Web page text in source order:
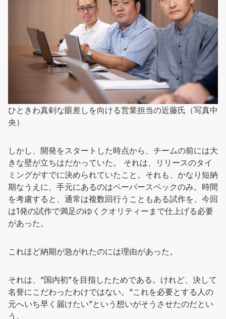
ひときわ真剣な眼差しを向ける営業担当の近藤氏（写真中
央）
しかし、開発をスタートした時点から、チームの前には大
きな壁が立ちはだかっていた。 それは、リリースのタイ
ミングがすでに決められていたこと。それも、かなり短納
期なうえに、手元にあるのはペーパースペックのみ。時間
を考慮すると、通常は複数回行うこともある試作を、今回
は1発の試作で満足のゆくクオリティーまで仕上げる必要
があった。
これほど納期が急がれたのには理由があった。
それは、“国内初”を目指したためである。けれど、決して
名誉にこだわったわけではない。“これを必要とする人の
元へいち早く届けたい”という想いがそうさせたのだとい
う。